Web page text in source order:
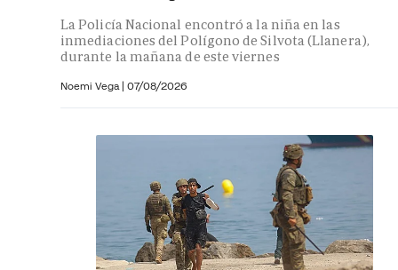
La Policía Nacional encontró a la niña en las
inmediaciones del Polígono de Silvota (Llanera),
durante la mañana de este viernes
Noemi Vega | 07/08/2026